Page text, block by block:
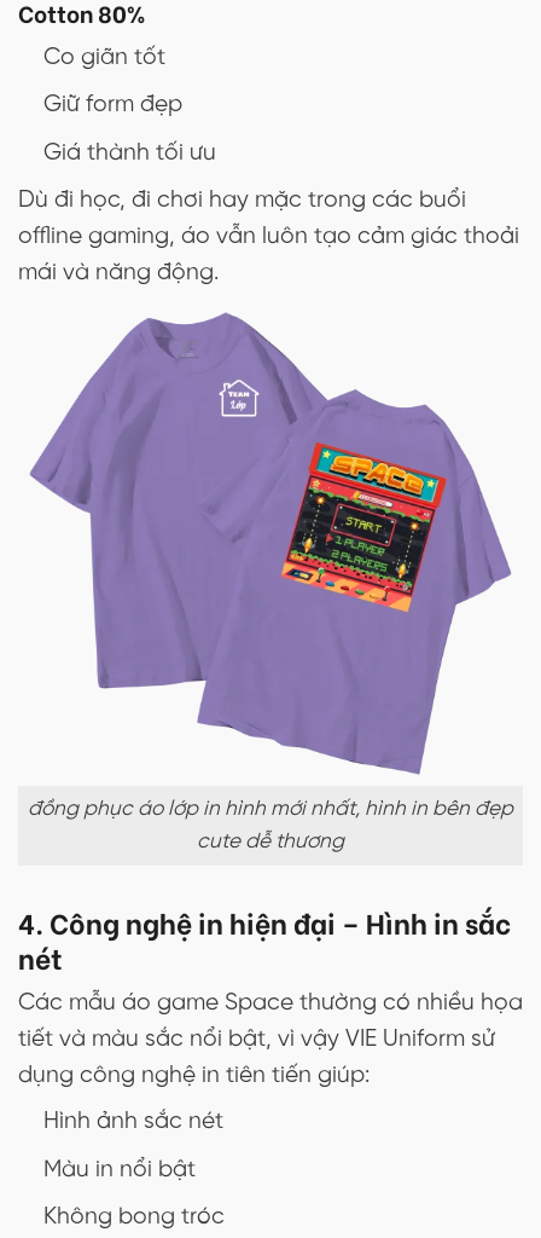
Cotton 80%
Co giãn tốt
Giữ form đẹp
Giá thành tối ưu
Dù đi học, đi chơi hay mặc trong các buổi
offline gaming, áo vẫn luôn tạo cảm giác thoải
mái và năng động.
đồng phục áo lớp in hình mới nhất, hình in bên đẹp
cute dễ thương
4. Công nghệ in hiện đại – Hình in sắc
nét
Các mẫu áo game Space thường có nhiều họa
tiết và màu sắc nổi bật, vì vậy VIE Uniform sử
dụng công nghệ in tiên tiến giúp:
Hình ảnh sắc nét
Màu in nổi bật
Không bong tróc